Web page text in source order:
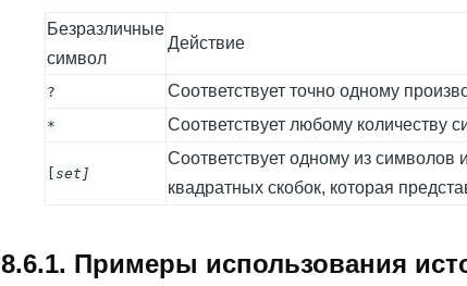
Безразличные
символ
Действие
? Соответствует точно одному
* Соответствует любому количеству
[set ]
Соответствует одному из символов
квадратных скобок, которая
8.6.1. Примеры использования